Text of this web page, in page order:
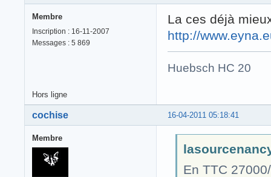
Membre
Inscription : 16-11-2007
Messages : 5 869
La ces déjà
http://
Huebsch HC
Hors ligne
16-04-2011 05:18:41
cochise
Membre
En TTC